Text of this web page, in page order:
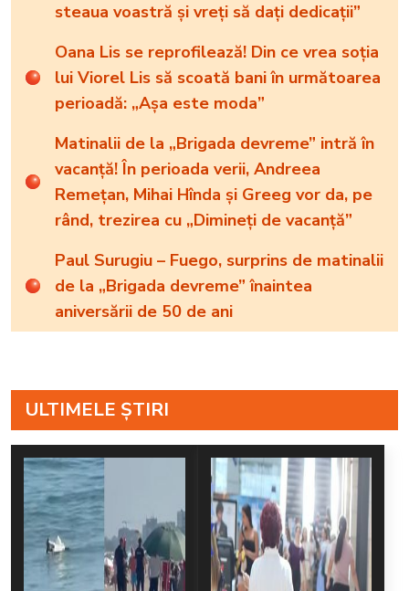
steaua voastră şi vreţi să daţi dedicaţii”
Oana Lis se reprofilează! Din ce vrea soția
lui Viorel Lis să scoată bani în următoarea
perioadă: „Așa este moda”
Matinalii de la „Brigada devreme” intră în
vacanță! În perioada verii, Andreea
Remețan, Mihai Hînda și Greeg vor da, pe
rând, trezirea cu „Dimineți de vacanță”
Paul Surugiu – Fuego, surprins de matinalii
de la „Brigada devreme” înaintea
aniversării de 50 de ani
ULTIMELE ȘTIRI